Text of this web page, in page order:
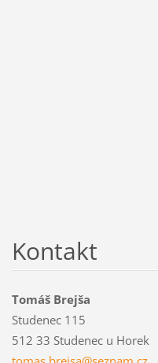
Kontakt
Tomáš Brejša
Studenec 115
512 33 Studenec u Horek